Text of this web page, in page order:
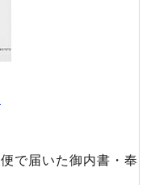
で届いた御内書・奉